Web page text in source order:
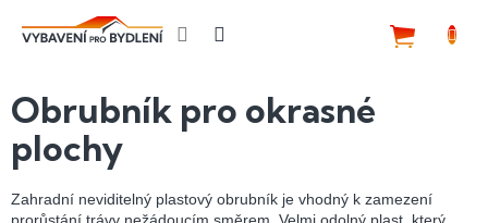
Obrubník pro okrasné
plochy
Zahradní neviditelný plastový obrubník je vhodný k zamezení